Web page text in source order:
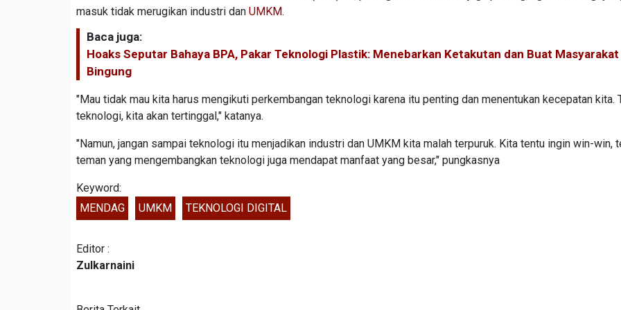
masuk tidak merugikan industri dan UMKM.
Baca juga:
Hoaks Seputar Bahaya BPA, Pakar Teknologi Plastik: Menebarkan Ketakutan dan Buat Masyarakat
Bingung
"Mau tidak mau kita harus mengikuti perkembangan teknologi karena itu penting dan menentukan kecepatan kita.
teknologi, kita akan tertinggal," katanya.
"Namun, jangan sampai teknologi itu menjadikan industri dan UMKM kita malah terpuruk. Kita tentu ingin win-win,
teman yang mengembangkan teknologi juga mendapat manfaat yang besar," pungkasnya
Keyword:
MENDAG
UMKM TEKNOLOGI DIGITAL
Editor :
Zulkarnaini